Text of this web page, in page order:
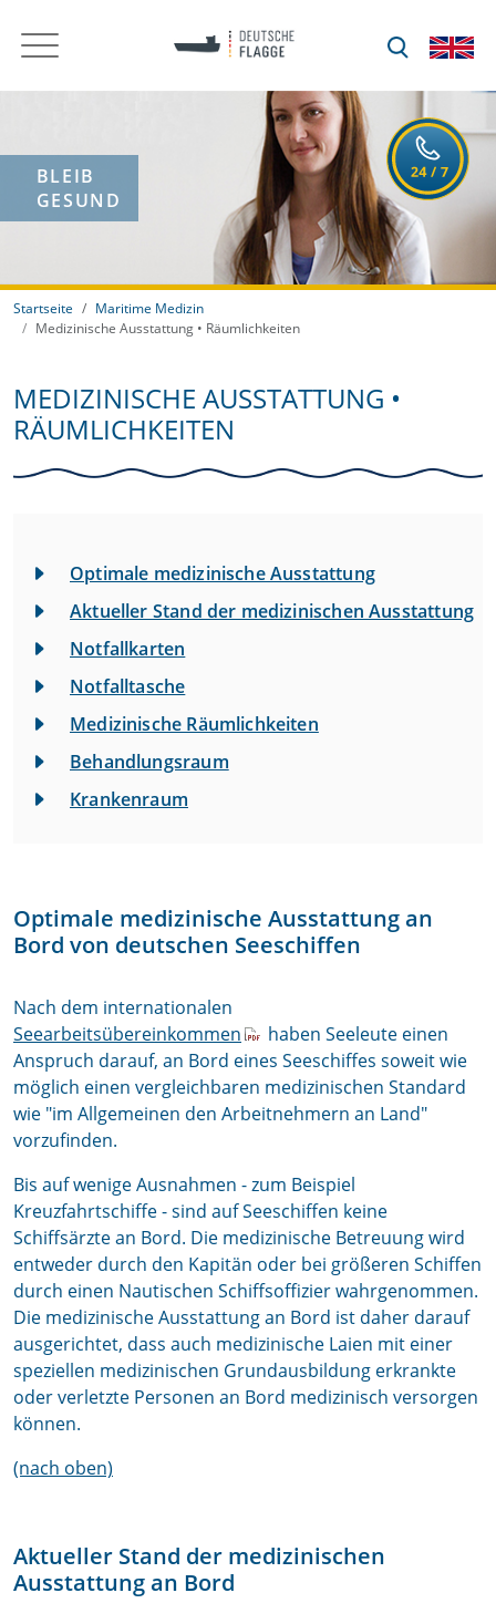
BLEIB
GESUND
Startseite
Maritime Medizin
Medizinische Ausstattung • Räumlichkeiten
MEDIZINISCHE AUSSTATTUNG •
RÄUMLICHKEITEN
Optimale medizinische Ausstattung
Aktueller Stand der medizinischen Ausstattung
Notfallkarten
Notfalltasche
Medizinische Räumlichkeiten
Behandlungsraum
Krankenraum
Optimale medizinische Ausstattung an
Bord von deutschen Seeschiffen
Nach dem internationalen
Seearbeitsübereinkommen
haben Seeleute einen
Anspruch darauf, an Bord eines Seeschiffes soweit wie
möglich einen vergleichbaren medizinischen Standard
wie "im Allgemeinen den Arbeitnehmern an Land"
vorzufinden.
Bis auf wenige Ausnahmen - zum Beispiel
Kreuzfahrtschiffe - sind auf Seeschiffen keine
Schiffsärzte an Bord. Die medizinische Betreuung wird
entweder durch den Kapitän oder bei größeren Schiffen
durch einen Nautischen Schiffsoffizier wahrgenommen.
Die medizinische Ausstattung an Bord ist daher darauf
ausgerichtet, dass auch medizinische Laien mit einer
speziellen medizinischen Grundausbildung erkrankte
oder verletzte Personen an Bord medizinisch versorgen
können.
(nach oben)
Aktueller Stand der medizinischen
Ausstattung an Bord